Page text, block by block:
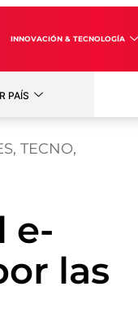
INNOVACIÓN & TECNOLOGÍA
PAÍS
, TECNO,
e-
las